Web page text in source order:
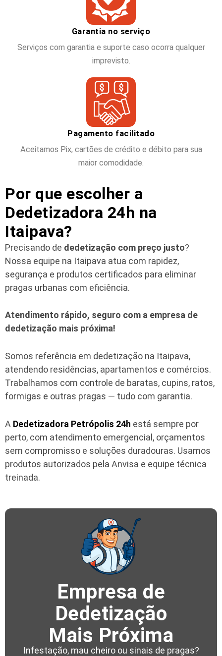
Garantia no serviço
Serviços com garantia e suporte caso ocorra qualquer
imprevisto.
Pagamento facilitado
Aceitamos Pix, cartões de crédito e débito para sua
maior comodidade.
Por que escolher a
Dedetizadora 24h na
Itaipava?
Precisando de dedetização com preço justo?
Nossa equipe na Itaipava atua com rapidez,
segurança e produtos certificados para eliminar
pragas urbanas com eficiência.
Atendimento rápido, seguro com a empresa de
dedetização mais próxima!
Somos referência em dedetização na Itaipava,
atendendo residências, apartamentos e comércios.
Trabalhamos com controle de baratas, cupins, ratos,
formigas e outras pragas — tudo com garantia.
A Dedetizadora Petrópolis 24h está sempre por
perto, com atendimento emergencial, orçamentos
sem compromisso e soluções duradouras. Usamos
produtos autorizados pela Anvisa e equipe técnica
treinada.
Empresa de
Dedetização
Mais Próxima
Infestação, mau cheiro ou sinais de pragas?